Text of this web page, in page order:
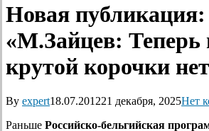
Новая публикация:
«М.Зайцев: Теперь
крутой корочки
By expert18.07.201221 декабря, 2025Нет
Раньше Российско-бельгийская